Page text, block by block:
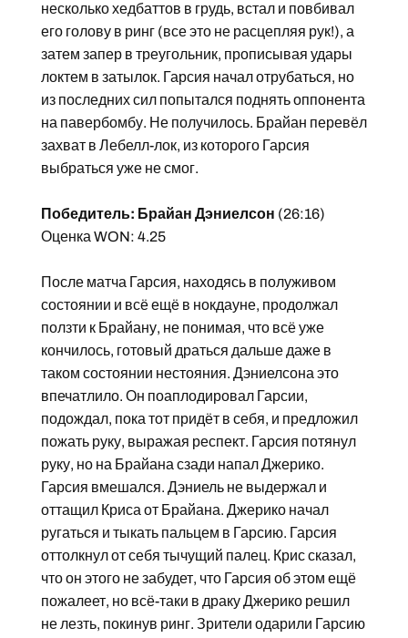
несколько хедбаттов в грудь, встал и повбивал
его голову в ринг (все это не расцепляя рук!), а
затем запер в треугольник, прописывая удары
локтем в затылок. Гарсия начал отрубаться, но
из последних сил попытался поднять оппонента
на павербомбу. Не получилось. Брайан перевёл
захват в Лебелл-лок, из которого Гарсия
выбраться уже не смог.
Победитель: Брайан Дэниелсон (26:16)
Оценка WON: 4.25
После матча Гарсия, находясь в полуживом
состоянии и всё ещё в нокдауне, продолжал
ползти к Брайану, не понимая, что всё уже
кончилось, готовый драться дальше даже в
таком состоянии нестояния. Дэниелсона это
впечатлило. Он поаплодировал Гарсии,
подождал, пока тот придёт в себя, и предложил
пожать руку, выражая респект. Гарсия потянул
руку, но на Брайана сзади напал Джерико.
Гарсия вмешался. Дэниель не выдержал и
оттащил Криса от Брайана. Джерико начал
ругаться и тыкать пальцем в Гарсию. Гарсия
оттолкнул от себя тычущий палец. Крис сказал,
что он этого не забудет, что Гарсия об этом ещё
пожалеет, но всё-таки в драку Джерико решил
не лезть, покинув ринг. Зрители одарили Гарсию